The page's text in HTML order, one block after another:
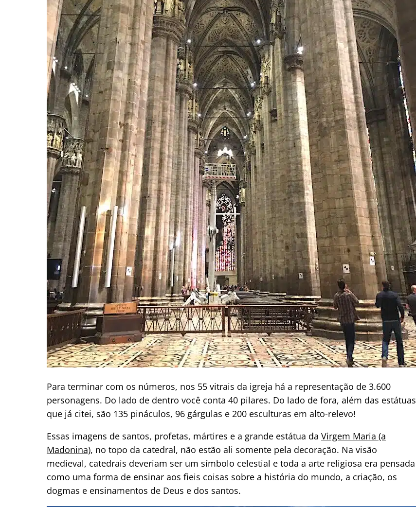
Para terminar com os números, nos 55 vitrais da igreja há a representação de 3.600
personagens. Do lado de dentro você conta 40 pilares. Do lado de fora, além das estátuas
que já citei, são 135 pináculos, 96 gárgulas e 200 esculturas em alto-relevo!
Essas imagens de santos, profetas, mártires e a grande estátua da Virgem Maria (a
Madonina), no topo da catedral, não estão ali somente pela decoração. Na visão
medieval, catedrais deveriam ser um símbolo celestial e toda a arte religiosa era pensada
como uma forma de ensinar aos fieis coisas sobre a história do mundo, a criação, os
dogmas e ensinamentos de Deus e dos santos.